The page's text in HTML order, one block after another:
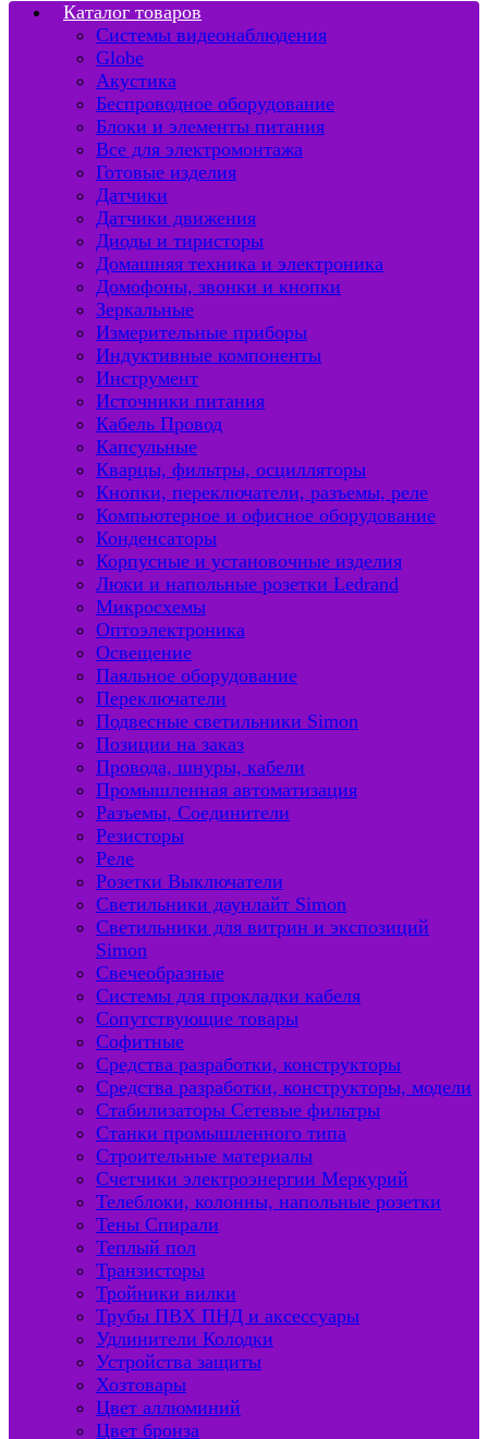
Каталог товаров
Системы видеонаблюдения
Globe
Акустика
Беспроводное оборудование
Блоки и элементы питания
Все для электромонтажа
Готовые изделия
Датчики
Датчики движения
Диоды и тиристоры
Домашняя техника и электроника
Домофоны, звонки и кнопки
Зеркальные
Измерительные приборы
Индуктивные компоненты
Инструмент
Источники питания
Кабель Провод
Капсульные
Кварцы, фильтры, осцилляторы
Кнопки, переключатели, разъемы, реле
Компьютерное и офисное оборудование
Конденсаторы
Корпусные и установочные изделия
Люки и напольные розетки Ledrand
Микросхемы
Оптоэлектроника
Освещение
Паяльное оборудование
Переключатели
Подвесные светильники Simon
Позиции на заказ
Провода, шнуры, кабели
Промышленная автоматизация
Разъемы, Соединители
Резисторы
Реле
Розетки Выключатели
Светильники даунлайт Simon
Светильники для витрин и экспозиций
Simon
Свечеобразные
Системы для прокладки кабеля
Сопутствующие товары
Софитные
Средства разработки, конструкторы
Средства разработки, конструкторы, модели
Стабилизаторы Сетевые фильтры
Станки промышленного типа
Строительные материалы
Счетчики электроэнергии Меркурий
Телеблоки, колонны, напольные розетки
Тены Спирали
Теплый пол
Транзисторы
Тройники вилки
Трубы ПВХ ПНД и аксессуары
Удлинители Колодки
Устройства защиты
Хозтовары
Цвет аллюминий
Цвет бронза